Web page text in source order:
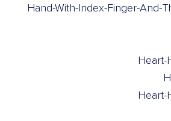
Hand-With-Index-Finger-And-
Heart-
Heart-